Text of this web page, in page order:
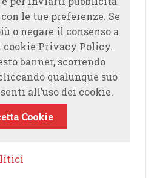
le tue preferenze. Se
o negare il consenso a
Privacy Policy.
banner, scorrendo
qualunque suo
all’uso dei cookie.
Cookie